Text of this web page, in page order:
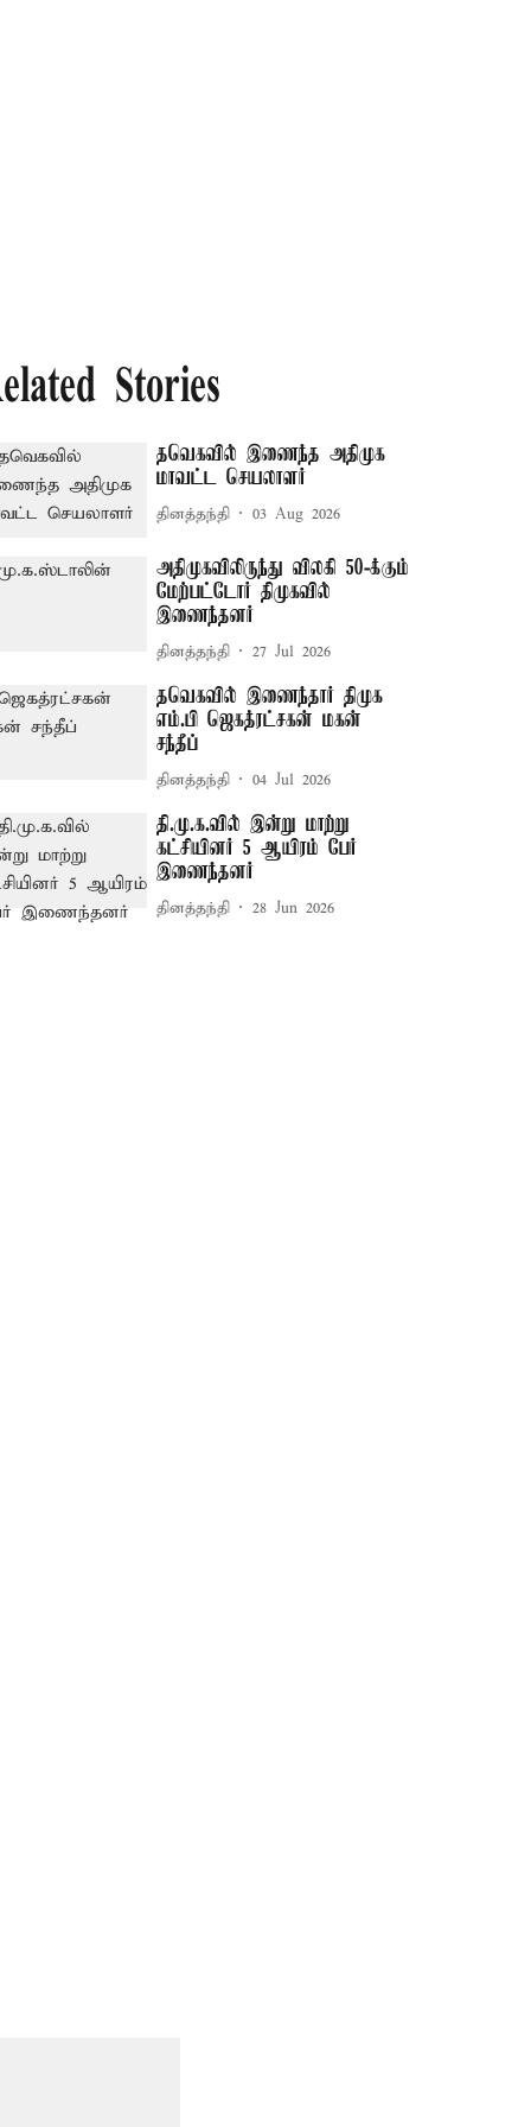
Stories
தவெகவில் இணைந்த அதிமுக
மாவட்ட செயலாளர்
தினத்தந்தி 03 Aug 2026
அதிமுகவிலிருந்து விலகி 50-க்கும்
மேற்பட்டோர் திமுகவில்
இணைந்தனர்
தினத்தந்தி 27 Jul 2026
தவெகவில் இணைந்தார் திமுக
எம்.பி ஜெகத்ரட்சகன் மகன்
சந்தீப்
தினத்தந்தி 04 Jul 2026
தி.மு.க.வில் இன்று மாற்று
கட்சியினர் 5 ஆயிரம் பேர்
இணைந்தனர்
தினத்தந்தி 28 Jun 2026